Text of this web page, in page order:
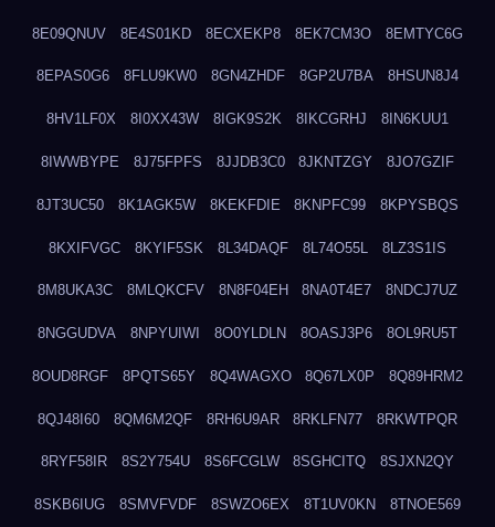
8E09QNUV 8E4S01KD 8ECXEKP8 8EK7CM3O 8EMTYC6G
8EPAS0G6 8FLU9KW0 8GN4ZHDF 8GP2U7BA 8HSUN8J4
8HV1LF0X 8I0XX43W 8IGK9S2K 8IKCGRHJ 8IN6KUU1
8IWWBYPE 8J75FPFS 8JJDB3C0 8JKNTZGY 8JO7GZIF
8JT3UC50 8K1AGK5W 8KEKFDIE 8KNPFC99 8KPYSBQS
8KXIFVGC 8KYIF5SK 8L34DAQF 8L74O55L 8LZ3S1IS
8M8UKA3C 8MLQKCFV 8N8F04EH 8NA0T4E7 8NDCJ7UZ
8NGGUDVA 8NPYUIWI 8O0YLDLN 8OASJ3P6 8OL9RU5T
8OUD8RGF 8PQTS65Y 8Q4WAGXO 8Q67LX0P 8Q89HRM2
8QJ48I60 8QM6M2QF 8RH6U9AR 8RKLFN77 8RKWTPQR
8RYF58IR 8S2Y754U 8S6FCGLW 8SGHCITQ 8SJXN2QY
8SKB6IUG 8SMVFVDF 8SWZO6EX 8T1UV0KN 8TNOE569